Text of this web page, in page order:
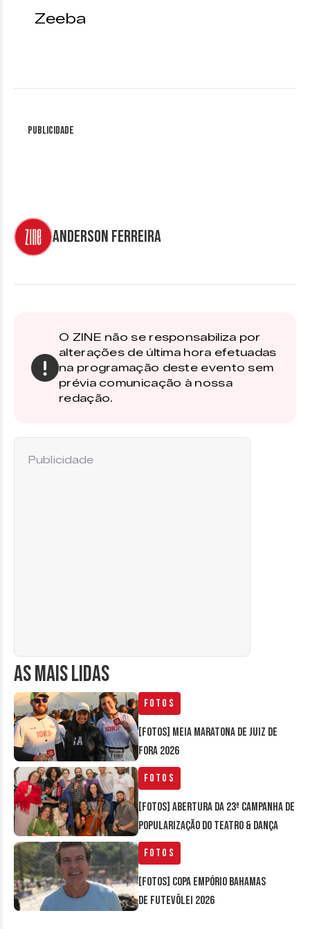
Zeeba
Publicidade
Anderson Ferreira
O ZINE não se responsabiliza por
alterações de última hora efetuadas
na programação deste evento sem
prévia comunicação à nossa
redação.
AS MAIS LIDAS
Fotos
[FOTOS] Meia Maratona de Juiz de
Fora 2026
Fotos
[FOTOS] Abertura da 23ª Campanha de
Popularização do Teatro & Dança
Fotos
[FOTOS] Copa Empório Bahamas
de Futevôlei 2026
Publicidade